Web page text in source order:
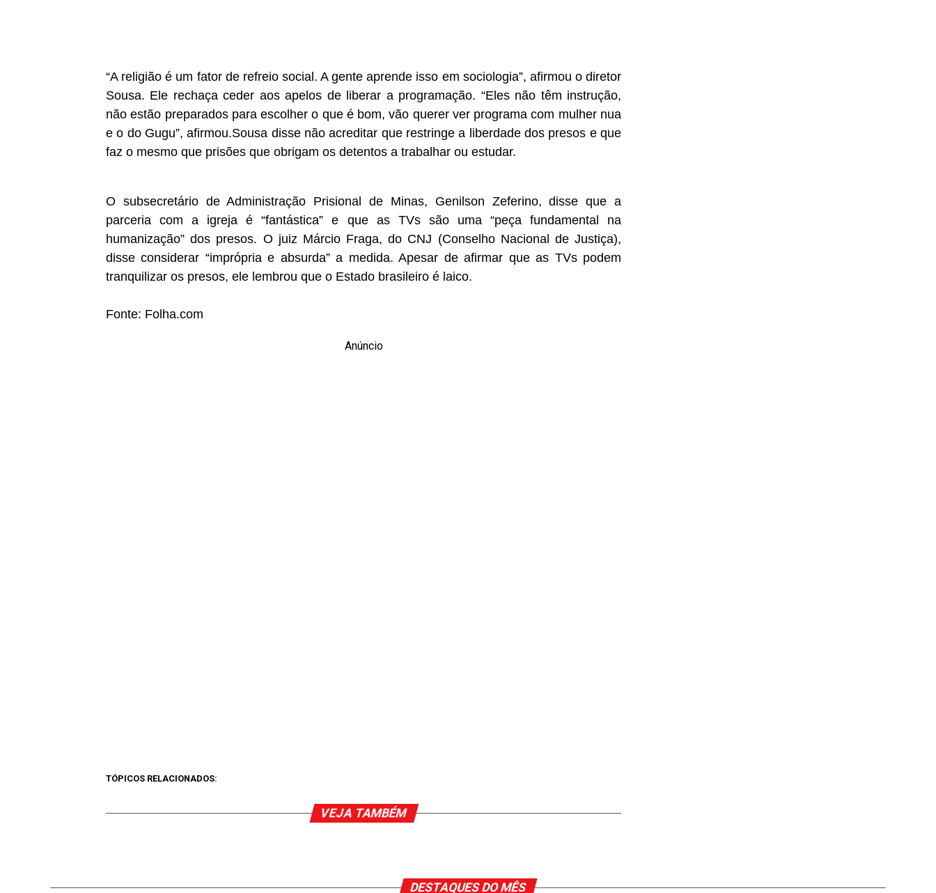
“A religião é um fator de refreio social. A gente aprende isso em sociologia”, afirmou o diretor
Sousa. Ele rechaça ceder aos apelos de liberar a programação. “Eles não têm instrução,
não estão preparados para escolher o que é bom, vão querer ver programa com mulher nua
e o do Gugu”, afirmou.Sousa disse não acreditar que restringe a liberdade dos presos e que
faz o mesmo que prisões que obrigam os detentos a trabalhar ou estudar.
O subsecretário de Administração Prisional de Minas, Genilson Zeferino, disse que a
parceria com a igreja é “fantástica” e que as TVs são uma “peça fundamental na
humanização” dos presos. O juiz Márcio Fraga, do CNJ (Conselho Nacional de Justiça),
disse considerar “imprópria e absurda” a medida. Apesar de afirmar que as TVs podem
tranquilizar os presos, ele lembrou que o Estado brasileiro é laico.
Fonte: Folha.com
Anúncio
TÓPICOS RELACIONADOS:
VEJA TAMBÉM
DESTAQUES DO MÊS